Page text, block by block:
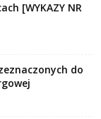
[WYKAZY NR
do